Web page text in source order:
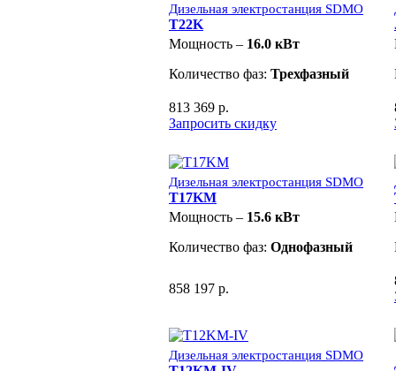
Дизельная электростанция SDMO
T22K
Мощность – 16.0 кВт
Количество фаз: Трехфазный
813 369 р.
Запросить скидку
Дизельная электростанция SDMO
T17KM
Мощность – 15.6 кВт
Количество фаз: Однофазный
858 197 р.
Дизельная электростанция SDMO